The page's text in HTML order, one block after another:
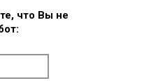
что Вы не